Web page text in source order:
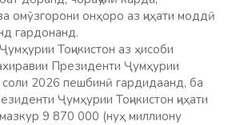
омӯзгорони онҳоро аз ҷиҳати моддӣ
гардонанд.
Тоҷикистон аз ҳисоби
Президенти Ҷумҳурии
соли 2026 пешбинӣ гардидаанд, ба
Ҷумҳурии Тоҷикистон ҷиҳати
9 870 000 (нуҳ миллиону